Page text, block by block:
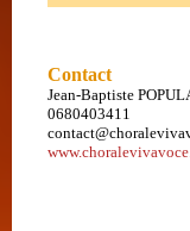
Contact
Jean-Baptiste
0680403411